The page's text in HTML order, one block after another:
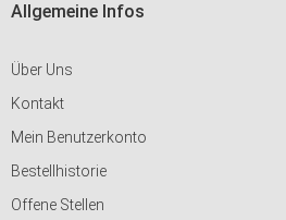
Allgemeine Infos
Über Uns
Kontakt
Mein Benutzerkonto
Bestellhistorie
Offene Stellen